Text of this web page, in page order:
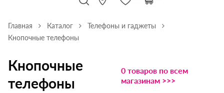
Главная Каталог
Телефоны и гаджеты
Кнопочные телефоны
Кнопочные
телефоны
0 товаров по всем
магазинам >>>